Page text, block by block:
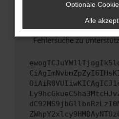
hast, kontaktiere uns
versuchen, das Problem
uns diesen Text
Fehlersuche zu
Optionale
Alle